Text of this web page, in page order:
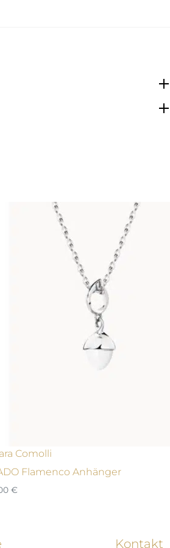
Comolli
Flamenco Anhänger
€
Kontakt